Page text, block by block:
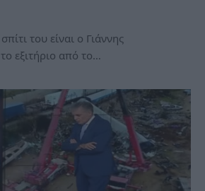
του είναι ο Γιάννης
εξιτήριο από το…